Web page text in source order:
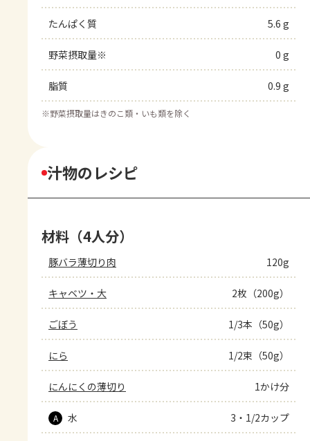
たんぱく質 5.6 g
野菜摂取量※ 0 g
脂質 0.9 g
※野菜摂取量はきのこ類・いも類を除く
汁物のレシピ
材料（4人分）
豚バラ薄切り肉 120g
キャベツ・大 2枚（200g）
ごぼう 1/3本（50g）
にら 1/2束（50g）
にんにくの薄切り 1かけ分
A 水 3・1/2カップ